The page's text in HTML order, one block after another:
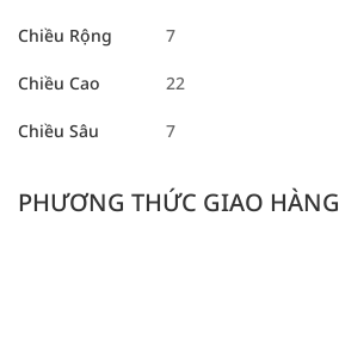
Chiều Rộng 7
Chiều Cao 22
Chiều Sâu 7
PHƯƠNG THỨC GIAO HÀNG